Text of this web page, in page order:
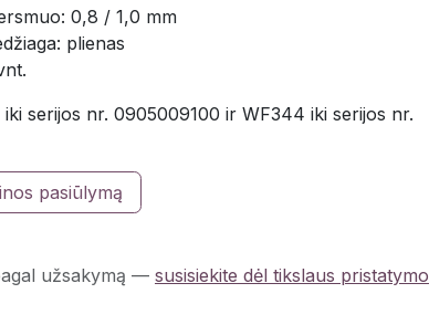
0,8 / 1,0 mm
plienas
serijos nr. 0905009100 ir WF344 iki serijos nr.
pasiūlymą
užsakymą — susisiekite dėl tikslaus pristatymo